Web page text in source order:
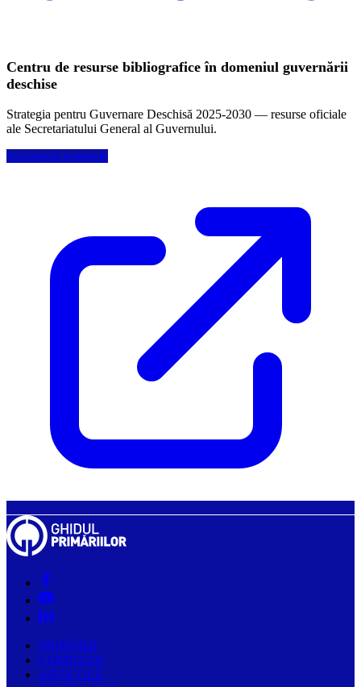
Centru de resurse bibliografice în domeniul guvernării
deschise
Strategia pentru Guvernare Deschisă 2025-2030 — resurse oficiale
ale Secretariatului General al Guvernului.
Accesează resursele
PRIMĂRII
COMPANII
ARTICOLE